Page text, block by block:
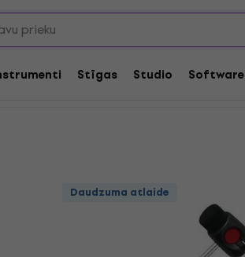
Stīgas Studio Software
Daudzuma atlaide